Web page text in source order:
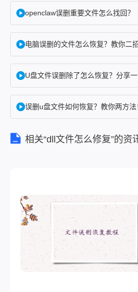
openclaw误删重要文件怎么找回？
电脑误删的文件怎么恢复？教你二招
误删u盘文件如何恢复？教你两方法
相关“dll文件怎么修复”的资